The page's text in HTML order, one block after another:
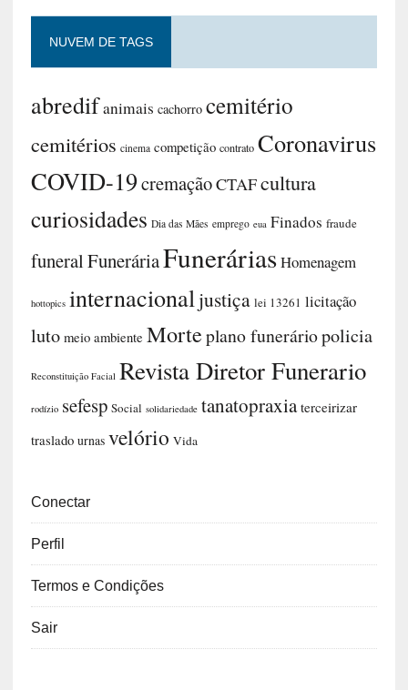
NUVEM DE TAGS
abredifanimais cachorro cemitério
cemitérios cinema competição contrato Coronavirus
COVID-19cremaçãoCTAFcultura
curiosidades Dia das Mães emprego eua Finados fraude
funeralFuneráriaFuneráriasHomenagem
hottopics internacionaljustiça lei 13261 licitação
luto meio ambiente Morteplano funeráriopolicia
Reconstituição Facial Revista Diretor Funerario
rodízio sefesp Social solidariedade tanatopraxia terceirizar
traslado urnas velório Vida
Conectar
Perfil
Termos e Condições
Sair